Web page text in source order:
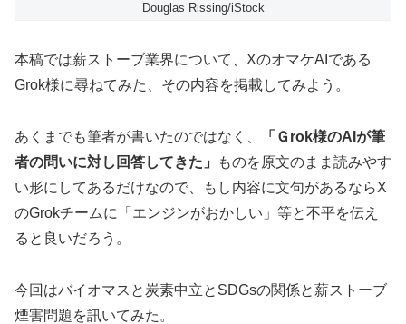
Douglas Rissing/iStock
本稿では薪ストーブ業界について、XのオマケAIである
Grok様に尋ねてみた、その内容を掲載してみよう。
あくまでも筆者が書いたのではなく、
「Ｇrok様のAIが筆
者の問いに対し回答してきた」
ものを原文のまま読みやす
い形にしてあるだけなので、もし内容に文句があるならX
のGrokチームに「エンジンがおかしい」等と不平を伝え
ると良いだろう。
今回はバイオマスと炭素中立とSDGsの関係と薪ストーブ
煙害問題を訊いてみた。